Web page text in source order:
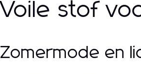
Voile stof
Zomermode en